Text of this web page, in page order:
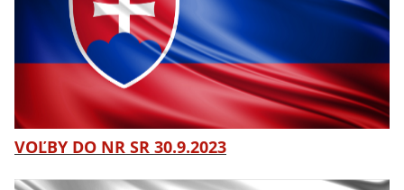
VOĽBY DO NR SR 30.9.2023